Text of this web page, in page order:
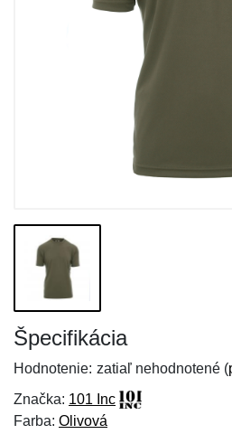
Špecifikácia
Hodnotenie: zatiaľ nehodnotené (
Značka: 101 Inc
Farba: Olivová